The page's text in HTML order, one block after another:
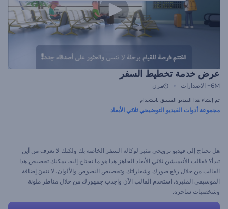
عرض خدمة تخطيط السفر
6M+ الاصدارات مرن
تم إنشاء هذا الفيديو المسبق باستخدام
مجموعة أدوات الفيديو التوضيحي ثلاثي الأبعاد
هل تحتاج إلى فيديو ترويجي مثير لوكالة السفر الخاصة بك ولكنك لا تعرف من أين
تبدأ؟ فقالب الأنيميشن ثلاثي الأبعاد الجاهز هذا هو ما تحتاج إليه. يمكنك تخصيص هذا
القالب من خلال رفع صورك وشعاراتك وتخصيص النصوص والألوان. لا تنسَ إضافة
الموسيقى المثيرة. استخدم القالب الآن واجذب جمهورك من خلال مناظر ملونة
وشخصيات ساحرة.